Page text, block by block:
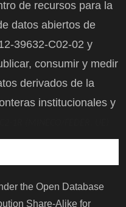
de recursos para la
datos abiertos de
39632-C02-02 y
consumir y medir
derivados de la
institucionales y
the Open Database
Share-Alike for